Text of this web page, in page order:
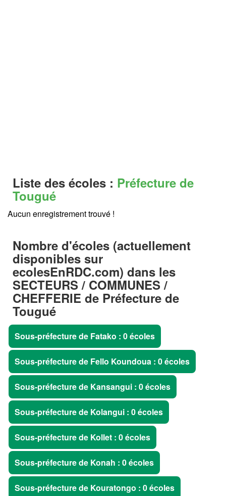
Liste des écoles : Préfecture de
Tougué
Aucun enregistrement trouvé !
Nombre d'écoles (actuellement
disponibles sur
ecolesEnRDC.com) dans les
SECTEURS / COMMUNES /
CHEFFERIE de Préfecture de
Tougué
Sous-préfecture de Fatako : 0 écoles
Sous-préfecture de Fello Koundoua : 0 écoles
Sous-préfecture de Kansangui : 0 écoles
Sous-préfecture de Kolangui : 0 écoles
Sous-préfecture de Kollet : 0 écoles
Sous-préfecture de Konah : 0 écoles
Sous-préfecture de Kouratongo : 0 écoles